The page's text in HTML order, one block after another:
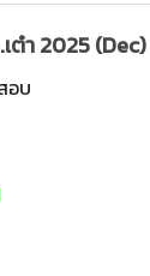
ต๋า 2025 (Dec)
อบ